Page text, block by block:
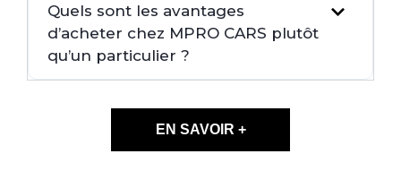
Quels sont les avantages
d’acheter chez MPRO CARS plutôt
qu’un particulier ?
EN SAVOIR +